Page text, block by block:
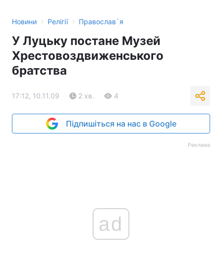
Новини › Релігії › Православ`я
У Луцьку постане Музей
Хрестовоздвиженського
братства
17:12, 10.11.09 2 хв. 4
Підпишіться на нас в Google
Реклама
ad